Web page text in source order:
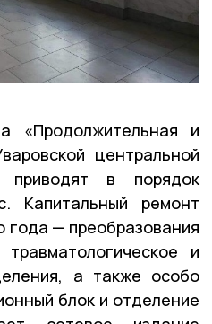
«Продолжительная и
центральной
приводят в порядок
Капитальный ремонт
года — преобразования
и
а также особо
блок и отделение